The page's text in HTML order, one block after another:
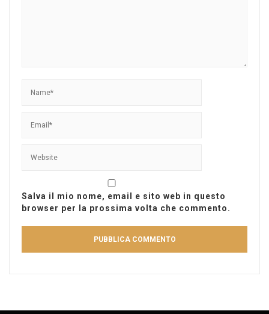
Salva il mio nome, email e sito web in questo
browser per la prossima volta che commento.